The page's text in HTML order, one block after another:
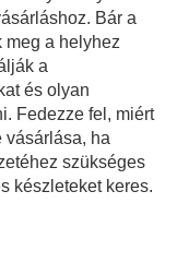
Fedezze fel, miért
vásárlása, ha
szükséges
készleteket keres.